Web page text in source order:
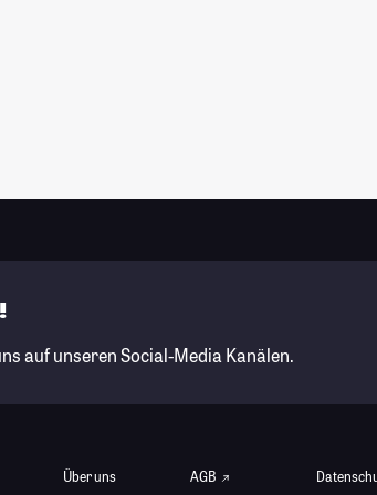
auf unseren Social-Media Kanälen.
Über uns AGB